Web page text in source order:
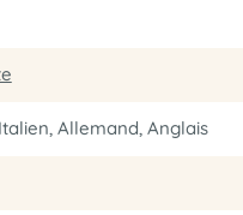
Allemand, Anglais